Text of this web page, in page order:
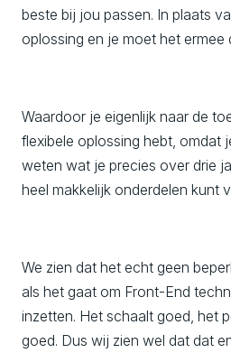
beste bij jou passen. In plaats
oplossing en je moet het ermee
Waardoor je eigenlijk naar de
flexibele oplossing hebt, omdat
weten wat je precies over drie
heel makkelijk onderdelen kunt
We zien dat het echt geen
als het gaat om Front-End
inzetten. Het schaalt goed, het
goed. Dus wij zien wel dat dat